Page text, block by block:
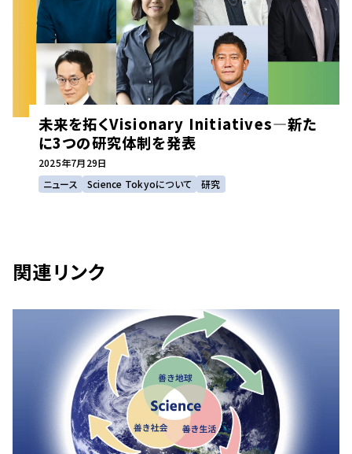
未来を拓くVisionary Initiatives―新た
に3つの研究体制を発表
2025年7月29日
ニュース
Science Tokyoについて 研究
関連リンク